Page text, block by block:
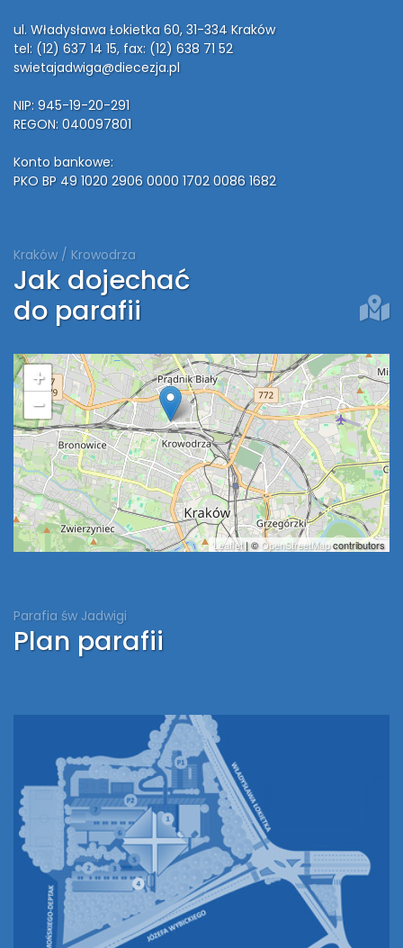
ul. Władysława Łokietka 60, 31-334 Kraków
tel: (12) 637 14 15, fax: (12) 638 71 52
swietajadwiga@diecezja.pl
NIP: 945-19-20-291
REGON: 040097801
Konto bankowe:
PKO BP 49 1020 2906 0000 1702 0086 1682
Kraków / Krowodrza
Jak dojechać
do parafii
+
−
Leaflet| © OpenStreetMapcontributors
Parafia św Jadwigi
Plan parafii